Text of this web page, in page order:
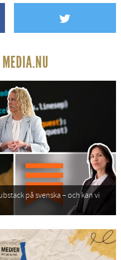
på svenska – och kan vi